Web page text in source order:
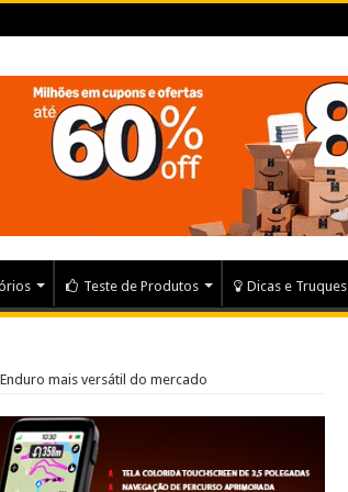
Teste de Produtos Dicas e Truques
mais versátil do mercado